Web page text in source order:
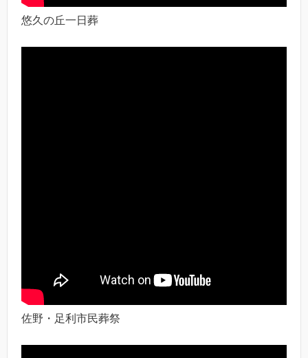
悠久の丘一日葬
佐野・足利市民葬祭